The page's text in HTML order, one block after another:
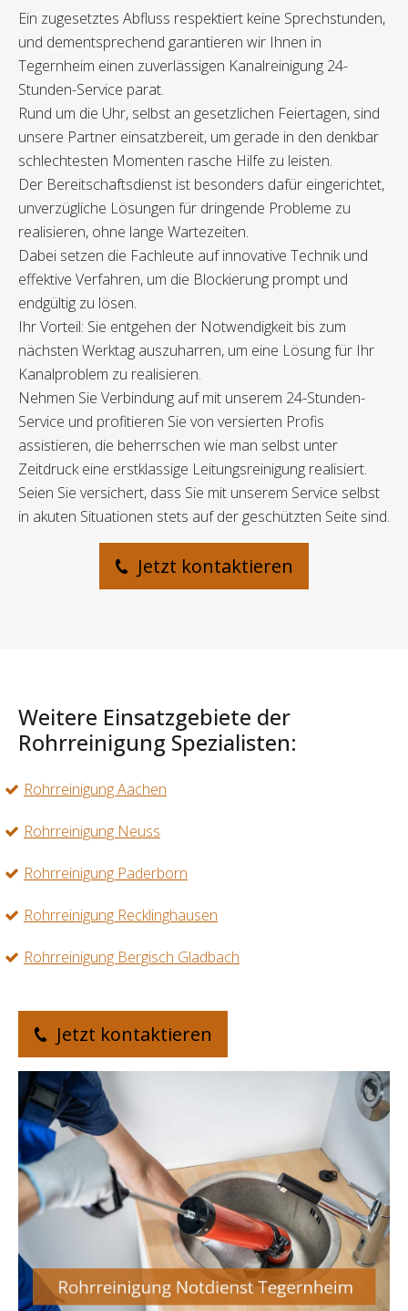
Ein zugesetztes Abfluss respektiert keine Sprechstunden,
und dementsprechend garantieren wir Ihnen in
Tegernheim einen zuverlässigen Kanalreinigung 24-
Stunden-Service parat.
Rund um die Uhr, selbst an gesetzlichen Feiertagen, sind
unsere Partner einsatzbereit, um gerade in den denkbar
schlechtesten Momenten rasche Hilfe zu leisten.
Der Bereitschaftsdienst ist besonders dafür eingerichtet,
unverzügliche Lösungen für dringende Probleme zu
realisieren, ohne lange Wartezeiten.
Dabei setzen die Fachleute auf innovative Technik und
effektive Verfahren, um die Blockierung prompt und
endgültig zu lösen.
Ihr Vorteil: Sie entgehen der Notwendigkeit bis zum
nächsten Werktag auszuharren, um eine Lösung für Ihr
Kanalproblem zu realisieren.
Nehmen Sie Verbindung auf mit unserem 24-Stunden-
Service und profitieren Sie von versierten Profis
assistieren, die beherrschen wie man selbst unter
Zeitdruck eine erstklassige Leitungsreinigung realisiert.
Seien Sie versichert, dass Sie mit unserem Service selbst
in akuten Situationen stets auf der geschützten Seite sind.
Jetzt kontaktieren
Weitere Einsatzgebiete der
Rohrreinigung Spezialisten:
Rohrreinigung Aachen
Rohrreinigung Neuss
Rohrreinigung Paderborn
Rohrreinigung Recklinghausen
Rohrreinigung Bergisch Gladbach
Jetzt kontaktieren